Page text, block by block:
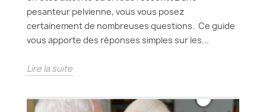
pesanteur pelvienne, vous vous posez
certainement de nombreuses questions. Ce guide
vous apporte des réponses simples sur les...
Lire la suite